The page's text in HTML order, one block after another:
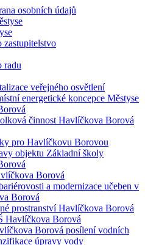
osobních údajů
zastupitelstvo
radu
veřejného osvětlení
energetické koncepce Městyse
činnost Havlíčkova Borová
pro Havlíčkovu Borovou
objektu Základní školy
Borová
a modernizace učeben v
Borová
prostranství Havlíčkova Borová
Havlíčkova Borová
Borová posílení vodních
úpravy vody